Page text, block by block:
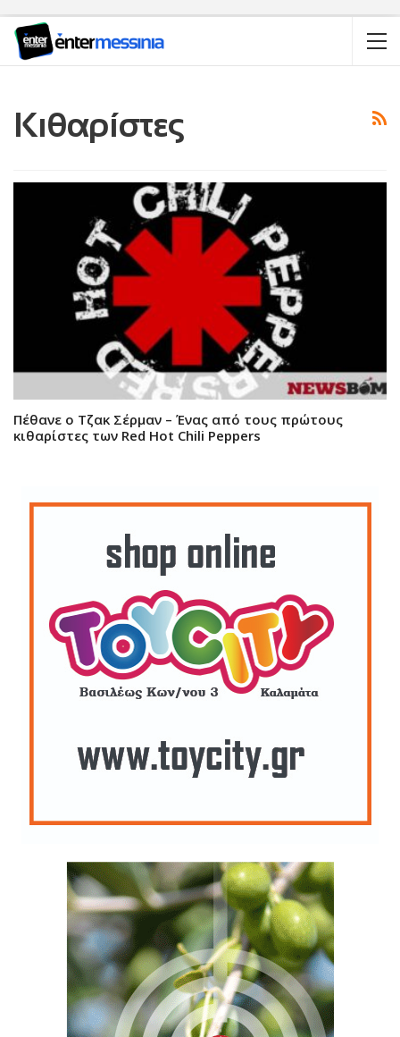
Κιθαρίστες
Πέθανε ο Τζακ Σέρμαν – Ένας από τους πρώτους
κιθαρίστες των Red Hot Chili Peppers